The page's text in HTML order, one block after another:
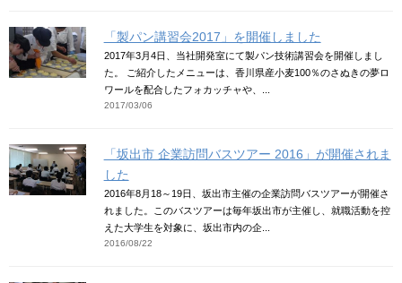
「製パン講習会2017」を開催しました
2017年3月4日、当社開発室にて製パン技術講習会を開催しまし
た。 ご紹介したメニューは、香川県産小麦100％のさぬきの夢ロ
ワールを配合したフォカッチャや、...
2017/03/06
「坂出市 企業訪問バスツアー 2016」が開催されま
した
2016年8月18～19日、坂出市主催の企業訪問バスツアーが開催さ
れました。このバスツアーは毎年坂出市が主催し、就職活動を控
えた大学生を対象に、坂出市内の企...
2016/08/22